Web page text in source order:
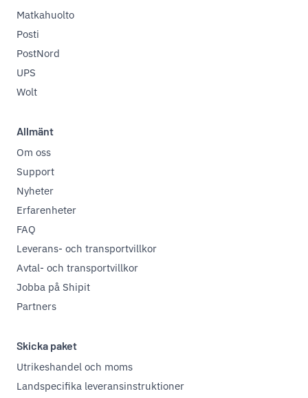
Matkahuolto
Posti
PostNord
UPS
Wolt
Allmänt
Om oss
Support
Nyheter
Erfarenheter
FAQ
Leverans- och transportvillkor
Avtal- och transportvillkor
Jobba på Shipit
Partners
Skicka paket
Utrikeshandel och moms
Landspecifika leveransinstruktioner